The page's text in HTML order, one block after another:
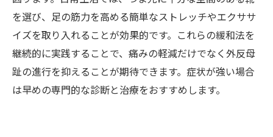
を選び、足の筋力を高める簡単なストレッチやエクササ
イズを取り入れることが効果的です。これらの緩和法を
継続的に実践することで、痛みの軽減だけでなく外反母
趾の進行を抑えることが期待できます。症状が強い場合
は早めの専門的な診断と治療をおすすめします。